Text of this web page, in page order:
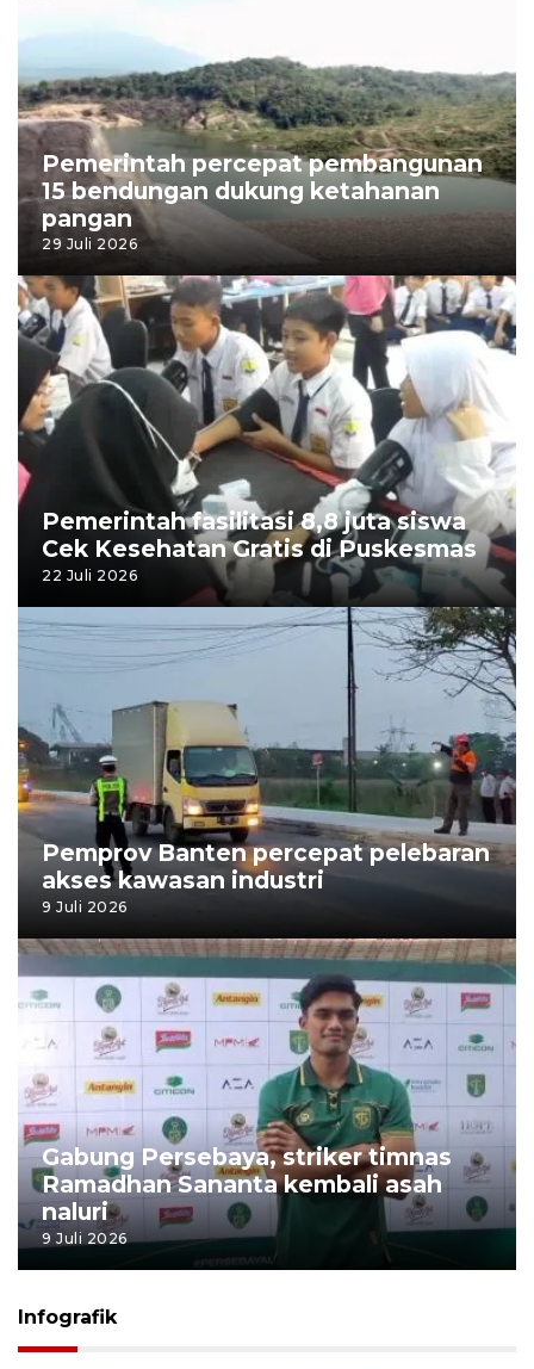
Pemerintah percepat pembangunan
15 bendungan dukung ketahanan
pangan
29 Juli 2026
Pemerintah fasilitasi 8,8 juta siswa
Cek Kesehatan Gratis di Puskesmas
22 Juli 2026
Pemprov Banten percepat pelebaran
akses kawasan industri
9 Juli 2026
Gabung Persebaya, striker timnas
Ramadhan Sananta kembali asah
naluri
9 Juli 2026
Infografik